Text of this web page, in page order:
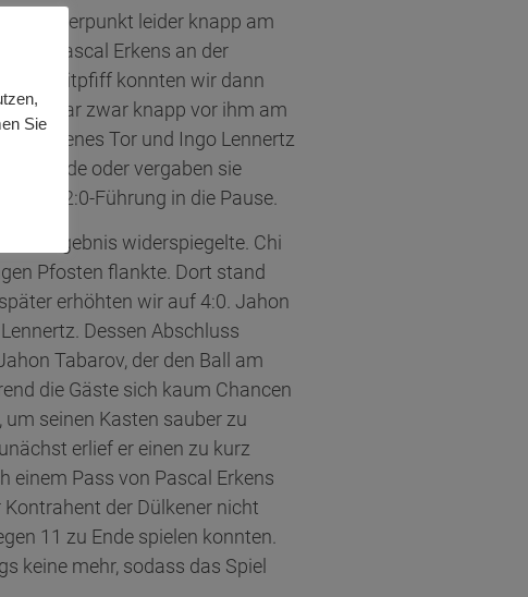
Elfmeterpunkt leider knapp am
Pascal Erkens an der
Halbzeitpfiff konnten wir dann
war zwar knapp vor ihm am
Tor und Ingo Lennertz
zu Ende oder vergaben sie
2:0-Führung in die Pause.
im Ergebnis widerspiegelte. Chi
Pfosten flankte. Dort stand
erhöhten wir auf 4:0. Jahon
Dessen Abschluss
Tabarov, der den Ball am
die Gäste sich kaum Chancen
seinen Kasten sauber zu
erlief er einen zu kurz
einem Pass von Pascal Erkens
der Dülkener nicht
11 zu Ende spielen konnten.
keine mehr, sodass das Spiel
Sie